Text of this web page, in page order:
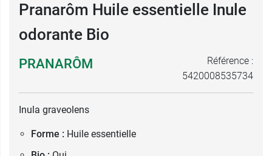
Pranarôm Huile essentielle Inule
odorante Bio
PRANARÔM
Référence :
5420008535734
Inula graveolens
Forme : Huile essentielle